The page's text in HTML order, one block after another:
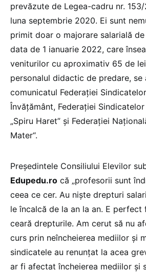
prevăzute de Legea-cadru nr.
luna septembrie 2020. Ei sunt
primit doar o majorare salarială
data de 1 ianuarie 2022, care
veniturilor cu aproximativ 65 de
personalul didactic de predare, se
comunicatul Federației
Învățământ, Federației
„Spiru Haret” și Federației
Mater“.
Președintele Consiliului Elevilor
Edupedu.ro că „profesorii sunt
ceea ce cer. Au niște drepturi
le încalcă de la an la an. E perfect
ceară drepturile. Am cerut să nu
curs prin neîncheierea mediilor și
sindicatele au renunțat la acea
ar fi afectat încheierea mediilor și